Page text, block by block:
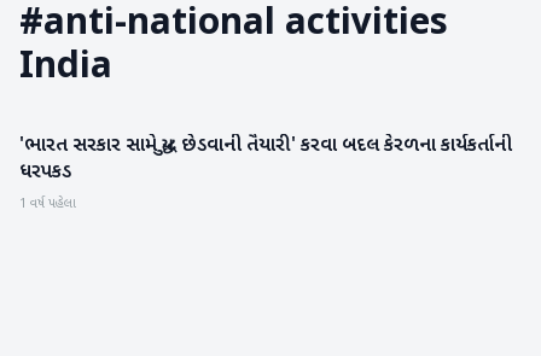
#anti-national activities
India
રાષ્ટ્રીય
'ભારત સરકાર સામે યુદ્ધ છેડવાની તૈયારી' કરવા બદલ કેરળના કાર્યકર્તાની
ધરપકડ
1 વર્ષ પહેલા